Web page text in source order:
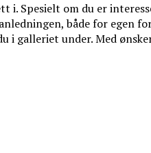
i. Spesielt om du er
både for egen
i galleriet under. Med